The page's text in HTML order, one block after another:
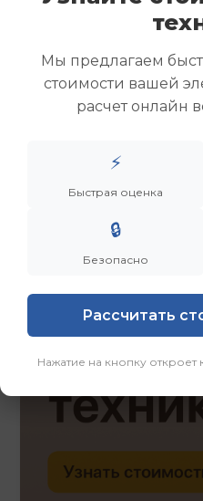
Скупка ноутбуков
Скупка ультрабуков
Скупка игровых
Скупка рабочих
Скупка старых
Заказать
Мы предлагаем
стоимости вашей
расчет онлайн
⚡
Быстрая оценка
🔒
Безопасно
Рассчитать
Нажатие на кнопку откроет